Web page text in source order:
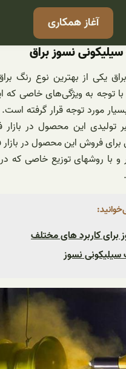
آغاز همکاری
نسوز براق
یکی از بهترین نوع رنگ
به ویژگی‌های خاصی که
مورد توجه قرار گرفته
تولیدی این محصول در
فروش این محصول در بازار
و با روشهای توزیع خاصی که
برای کاربرد های مختلف
نسوز